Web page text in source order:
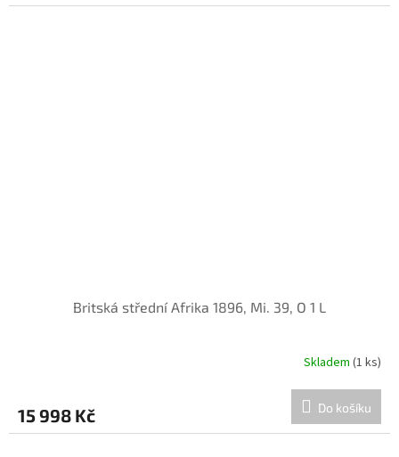
Britská střední Afrika 1896, Mi. 39, O 1 L
Skladem (1 ks)
15 998 Kč Do košíku